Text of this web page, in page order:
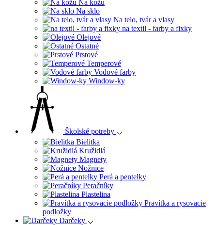
Na kožu
Na sklo
Na telo, tvár a vlasy
na textil - farby a fixky
Olejové
Ostatné
Prstové
Temperové
Vodové farby
Window-ky
Školské potreby
Bielitka
Kružidlá
Magnety
Nožnice
Perá a pentelky
Peračníky
Plastelina
Pravítka a rysovacie
podložky
Darčeky